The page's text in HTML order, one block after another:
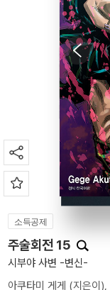
소득공제
주술회전 15
시부야 사변 -변신-
아쿠타미 게게 (지은이),